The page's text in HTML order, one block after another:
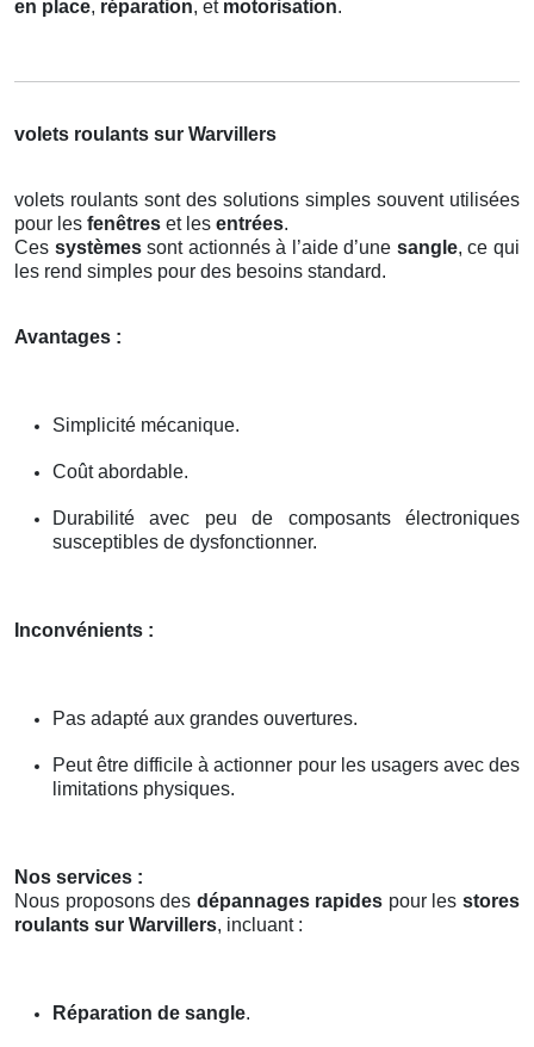
en place, réparation, et motorisation.
volets roulants sur Warvillers
volets roulants sont des solutions simples souvent utilisées
pour les fenêtres et les entrées.
Ces systèmessont actionnés à l’aide d’une sangle, ce qui
les rend simples pour des besoins standard.
Avantages :
Simplicité mécanique.
Coût abordable.
Durabilité avec peu de composants électroniques
susceptibles de dysfonctionner.
Inconvénients :
Pas adapté aux grandes ouvertures.
Peut être difficile à actionner pour les usagers avec des
limitations physiques.
Nos services :
Nous proposons des dépannages rapides pour lesstores
roulants sur Warvillers, incluant :
Réparation de sangle.